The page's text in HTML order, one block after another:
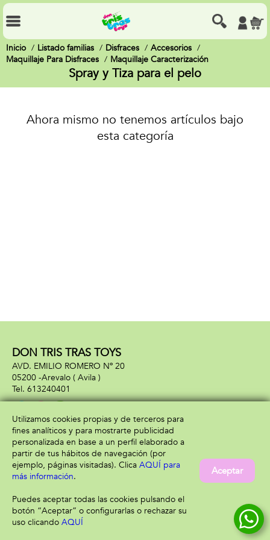
Inicio Listado familias Disfraces
Accesorios
Maquillaje Para Disfraces
Maquillaje Caracterización
Spray y Tiza para el pelo
Ahora mismo no tenemos artículos bajo
esta categoría
DON TRIS TRAS TOYS
AVD. EMILIO ROMERO Nº 20
05200 -Arevalo ( Avila )
613240401
Información
Aviso legal
Política de privacidad
Política de cookies
Atención al cliente
Envío y devolución
Utilizamos cookies propias y de terceros para
fines analíticos y para mostrarte publicidad
personalizada en base a un perfil elaborado a
partir de tus hábitos de navegación (por
ejemplo, páginas visitadas). Clica AQUÍ para
más información.
Puedes aceptar todas las cookies pulsando el
botón “Aceptar” o configurarlas o rechazar su
uso clicando AQUÍ
Aceptar